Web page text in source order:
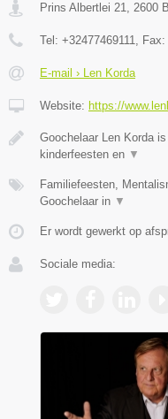
Prins Albertlei 21, 2600
Tel: +32477469111, Fax:
E-mail › Len Korda
Website: https://
Goochelaar Len Korda
kinderfeesten en ▼
Familiefeesten,
Goochelaar in ▼
Er wordt gewerkt op
Sociale media: